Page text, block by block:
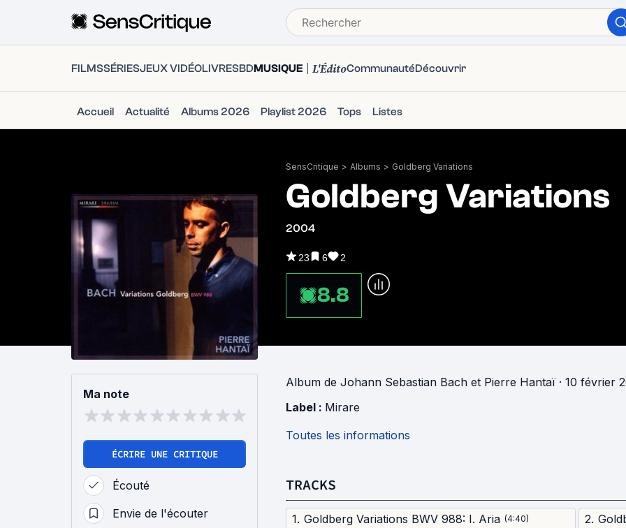
FILMSSÉRIESJEUX VIDÉOLIVRESBDMUSIQUE L'ÉditoCommunautéDécouvrir
Accueil Actualité Albums 2026 Playlist 2026 Tops Listes
SensCritique > Albums > Goldberg Variations
Goldberg Variations
2004
23 6 2
8.8
Ma note
ÉCRIRE UNE CRITIQUE
Écouté
Envie de l'écouter
Album de Johann Sebastian Bach et Pierre Hantaï · 10 février
Label : Mirare
Toutes les informations
TRACKS
1. Goldberg Variations BWV 988: I. Aria (4:40) 2.